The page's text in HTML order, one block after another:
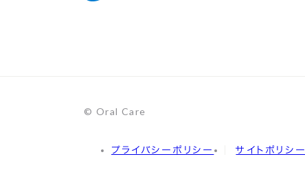
© Oral Care
プライバシーポリシー サイトポリシー